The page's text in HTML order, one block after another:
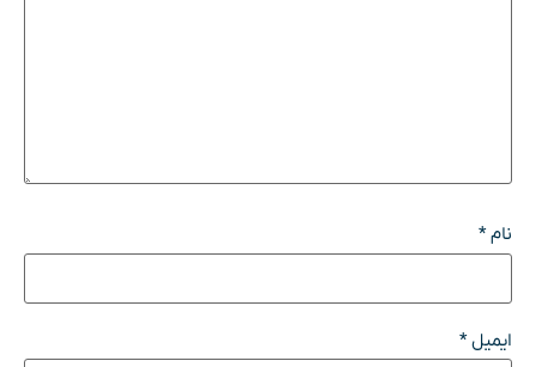
نام*
ایمیل*